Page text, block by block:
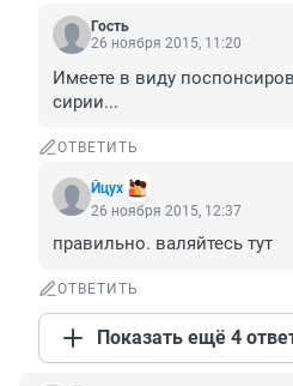
Гость
26 ноября 2015, 11:20
Имеете в виду
сирии...
ОТВЕТИТЬ
Йцух
26 ноября 2015, 12:37
правильно. валяйтесь тут
ОТВЕТИТЬ
Показать ещё 4